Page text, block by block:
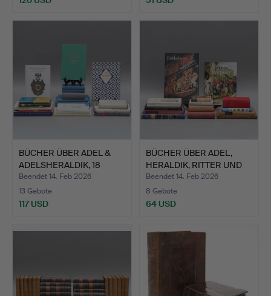
BÜCHER ÜBER ADEL &
ADELSHERALDIK, 18
Teile…
Beendet 14. Feb 2026
13 Gebote
117 USD
BÜCHER ÜBER ADEL,
HERALDIK, RITTER UND
ORD…
Beendet 14. Feb 2026
8 Gebote
64 USD